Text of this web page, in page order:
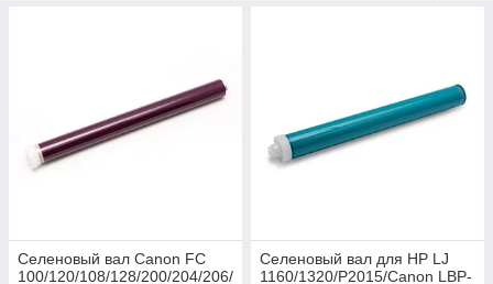
Селеновый вал Canon FC
100/120/108/128/200/204/206/
Селеновый вал для HP LJ
1160/1320/P2015/Canon LBP-